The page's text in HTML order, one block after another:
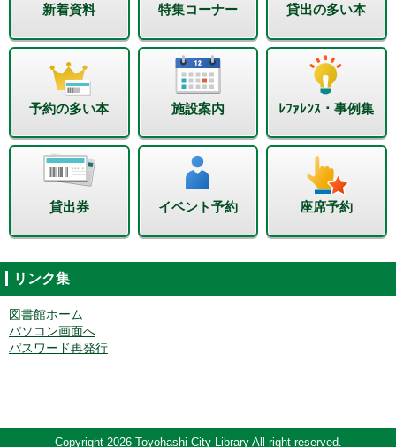
新着資料 特集コーナー 貸出の多い本
予約の多い本 施設案内 ﾚﾌｧﾚﾝｽ・事例集
貸出券 イベント予約 座席予約
リンク集
図書館ホーム
パソコン画面へ
パスワード再発行
Copyright 2026 Toyohashi City Library All right reserved.